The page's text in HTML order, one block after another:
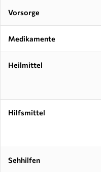
Vorsorge
Medikamente
Heilmittel
Hilfsmittel
Sehhilfen